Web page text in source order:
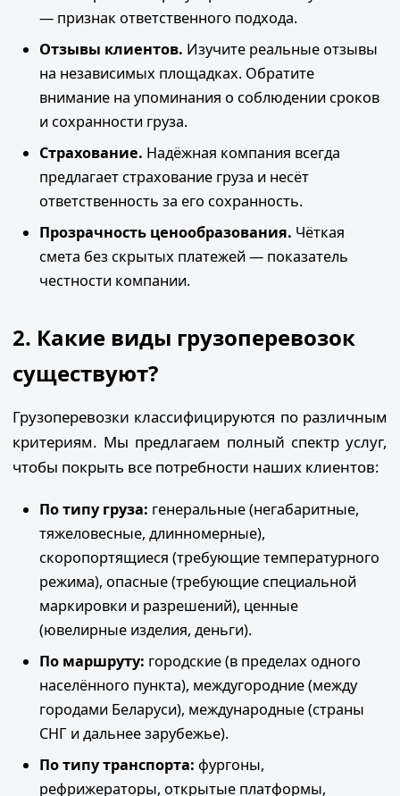
— признак ответственного подхода.
Отзывы клиентов. Изучите реальные отзывы
на независимых площадках. Обратите
внимание на упоминания о соблюдении сроков
и сохранности груза.
Страхование. Надёжная компания всегда
предлагает страхование груза и несёт
ответственность за его сохранность.
Прозрачность ценообразования. Чёткая
смета без скрытых платежей — показатель
честности компании.
2. Какие виды грузоперевозок
существуют?
Грузоперевозки классифицируются по различным
критериям. Мы предлагаем полный спектр услуг,
чтобы покрыть все потребности наших клиентов:
По типу груза: генеральные (негабаритные,
тяжеловесные, длинномерные),
скоропортящиеся (требующие температурного
режима), опасные (требующие специальной
маркировки и разрешений), ценные
(ювелирные изделия, деньги).
По маршруту: городские (в пределах одного
населённого пункта), междугородние (между
городами Беларуси), международные (страны
СНГ и дальнее зарубежье).
По типу транспорта: фургоны,
рефрижераторы, открытые платформы,